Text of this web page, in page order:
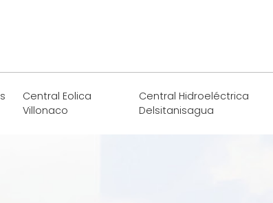
Central Eolica
Villonaco
Central Hidroeléctrica
Delsitanisagua